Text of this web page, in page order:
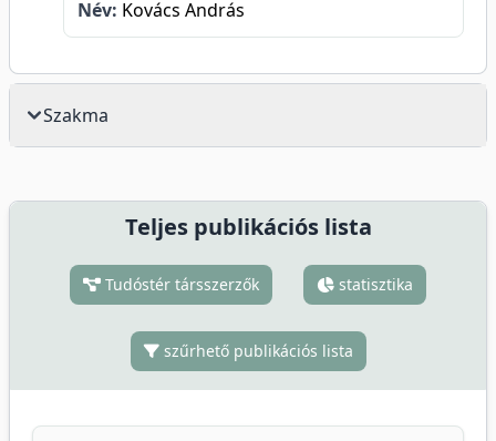
Név: Kovács András
Szakma
Teljes publikációs lista
Tudóstér társszerzők statisztika
szűrhető publikációs lista